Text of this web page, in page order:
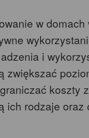
w
i
zwiększać
koszty
ich rodzaje